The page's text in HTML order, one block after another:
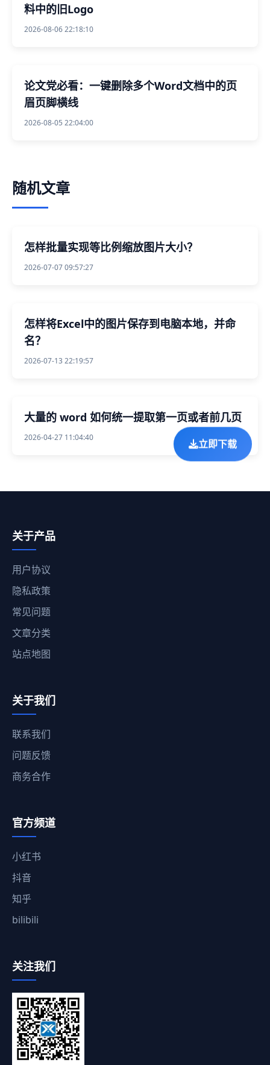
料中的旧Logo
2026-08-06 22:18:10
论文党必看：一键删除多个Word文档中的页
眉页脚横线
2026-08-05 22:04:00
随机文章
怎样批量实现等比例缩放图片大小？
2026-07-07 09:57:27
怎样将Excel中的图片保存到电脑本地，并命
名？
2026-07-13 22:19:57
大量的 word 如何统一提取第一页或者前几页
2026-04-27 11:04:40 立即下载
关于产品
用户协议
隐私政策
常见问题
文章分类
站点地图
关于我们
联系我们
问题反馈
商务合作
官方频道
小红书
抖音
知乎
bilibili
关注我们